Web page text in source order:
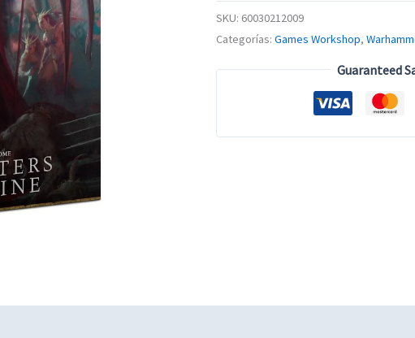
SKU: 60030212009
Categorías: Games Workshop,
Guaranteed